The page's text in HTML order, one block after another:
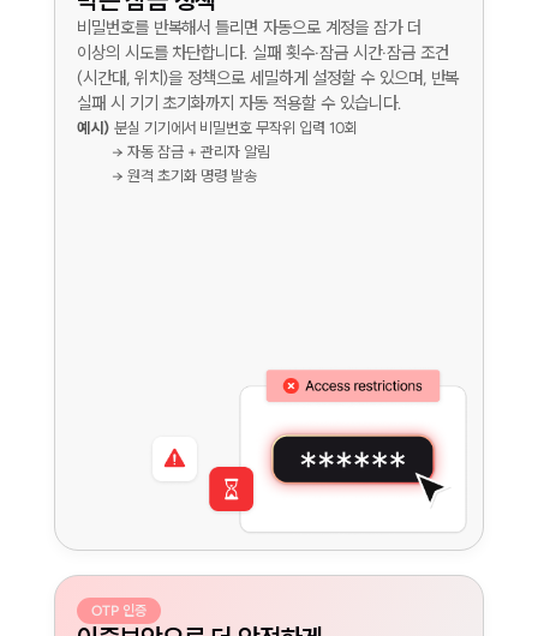
비밀번호를 반복해서 틀리면 자동으로 계정을 잠가 더
이상의 시도를 차단합니다. 실패 횟수·잠금 시간·잠금 조건
(시간대, 위치)을 정책으로 세밀하게 설정할 수 있으며, 반복
실패 시 기기 초기화까지 자동 적용할 수 있습니다.
예시) 분실 기기에서 비밀번호 무작위 입력 10회
          → 원격 초기화 명령 발송
OTP 인증